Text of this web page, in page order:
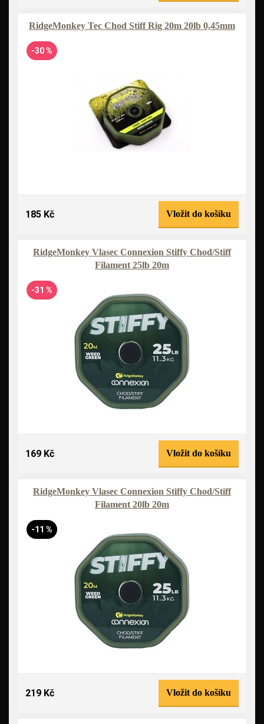
RidgeMonkey Tec Chod Stiff Rig 20m 20lb 0,45mm
-30 %
185 Kč Vložit do košíku
RidgeMonkey Vlasec Connexion Stiffy Chod/Stiff
Filament 25lb 20m
-31 %
169 Kč Vložit do košíku
RidgeMonkey Vlasec Connexion Stiffy Chod/Stiff
Filament 20lb 20m
-11 %
219 Kč Vložit do košíku